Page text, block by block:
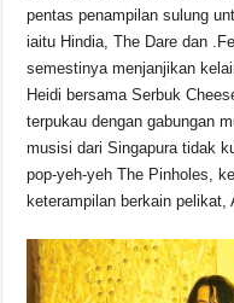
pentas penampilan sulung
iaitu Hindia, The Dare dan
semestinya menjanjikan
Heidi bersama Serbuk
terpukau dengan gabungan
musisi dari Singapura tidak
pop-yeh-yeh The Pinholes,
keterampilan berkain